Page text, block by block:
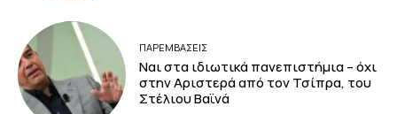
ΠΑΡΕΜΒΑΣΕΙΣ
Ναι στα ιδιωτικά πανεπιστήμια – όχι
στην Αριστερά από τον Τσίπρα, του
Στέλιου Βαϊνά